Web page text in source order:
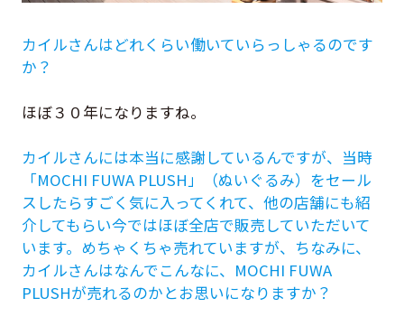
カイルさんはどれくらい働いていらっしゃるのです
か？
ほぼ３０年になりますね。
カイルさんには本当に感謝しているんですが、当時
「MOCHI FUWA PLUSH」（ぬいぐるみ）をセール
スしたらすごく気に入ってくれて、他の店舗にも紹
介してもらい今ではほぼ全店で販売していただいて
います。めちゃくちゃ売れていますが、ちなみに、
カイルさんはなんでこんなに、MOCHI FUWA
PLUSHが売れるのかとお思いになりますか？